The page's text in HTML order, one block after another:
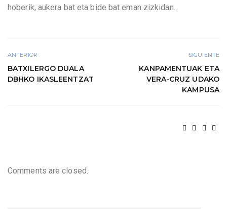
hoberik, aukera bat eta bide bat eman zizkidan.
ANTERIOR
BATXILERGO DUALA
DBHKO IKASLEENTZAT
SIGUIENTE
KANPAMENTUAK ETA
VERA-CRUZ UDAKO
KAMPUSA
Comments are closed.